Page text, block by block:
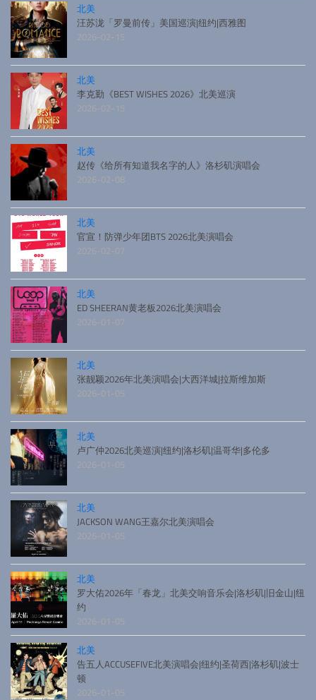
北美
汪苏泷「罗曼前传」美国巡演|纽约|西雅图
2026-02-15
北美
李克勤《BEST WISHES 2026》北美巡演
2026-02-15
北美
赵传《给所有知道我名字的人》洛杉矶演唱会
2026-02-08
北美
官宣！防弹少年团BTS 2026北美演唱会
2026-02-07
北美
ED SHEERAN黄老板2026北美演唱会
2026-01-07
北美
张靓颖2026年北美演唱会|大西洋城|拉斯维加斯
2026-01-05
北美
卢广仲2026北美巡演|纽约|洛杉矶|温哥华|多伦多
2026-01-05
北美
JACKSON WANG王嘉尔北美演唱会
2026-01-05
北美
罗大佑2026年「春龙」北美交响音乐会|洛杉矶|旧金山|纽
约
2026-01-05
北美
告五人ACCUSEFIVE北美演唱会|纽约|圣荷西|洛杉矶|波士
顿
2026-01-05